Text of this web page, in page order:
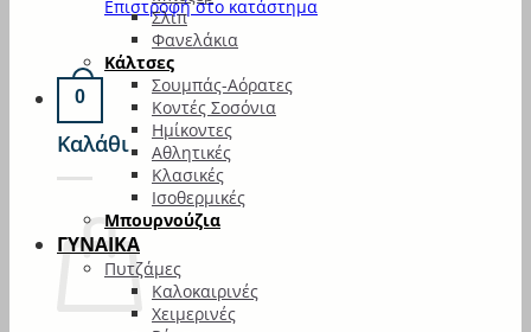
Επιστροφή στο κατάστημα
0
Καλάθι
Σλιπ
Φανελάκια
Κάλτσες
Σουμπάς-Αόρατες
Κοντές Σοσόνια
Ημίκοντες
Αθλητικές
Κλασικές
Ισοθερμικές
Μπουρνούζια
ΓΥΝΑΙΚΑ
Πυτζάμες
Καλοκαιρινές
Χειμερινές